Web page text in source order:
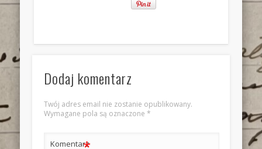
Dodaj komentarz
Twój adres email nie zostanie opublikowany.
Wymagane pola są oznaczone *
Komentarz